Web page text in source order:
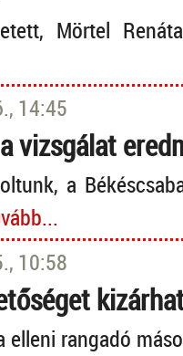
Mörtel
14:45
vizsgálat
a
10:58
elleni rangadó